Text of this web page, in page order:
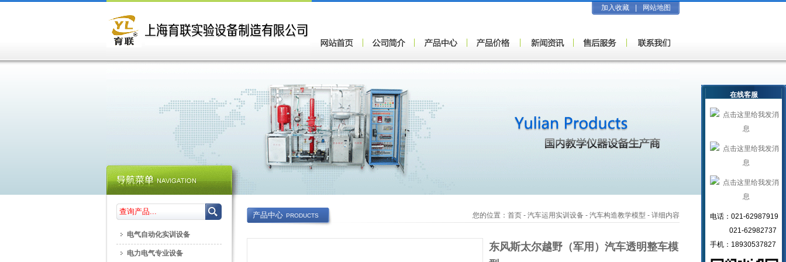
加入收藏 网站地图
产品中心 PRODUCTS 您的位置： 首页 - 汽车运用实训设备 - 汽车构造教学模型 - 详细内容
东风斯太尔越野（军用）汽车透明整车模
电气自动化实训设备
电力电气专业设备
在线客服
电话：021-62987919
021-62982737
手机：18930537827